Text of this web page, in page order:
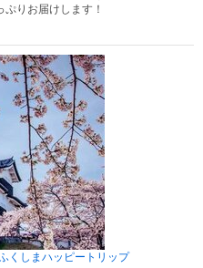
りお届けします！
くしまハッピートリップ